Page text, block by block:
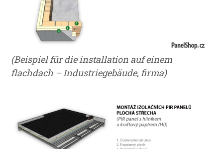
(Beispiel für die installation auf einem
flachdach – Industriegebäude, firma)